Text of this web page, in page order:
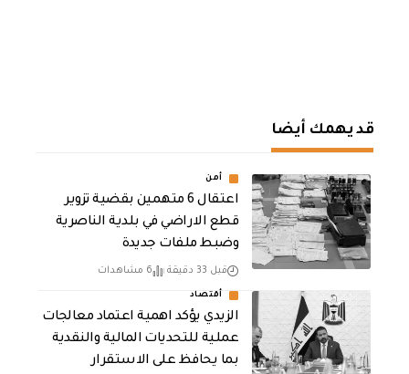
قد يهمك أيضا
أمن
اعتقال 6 متهمين بقضية تزوير
قطع الاراضي في بلدية الناصرية
وضبط ملفات جديدة
قبل 33 دقيقة 6 مشاهدات
أقتصاد
الزيدي يؤكد اهمية اعتماد معالجات
عملية للتحديات المالية والنقدية
بما يحافظ على الاستقرار